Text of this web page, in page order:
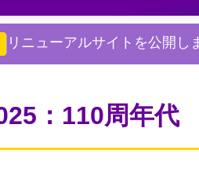
リニューアルサイトを公開し
：110周年代